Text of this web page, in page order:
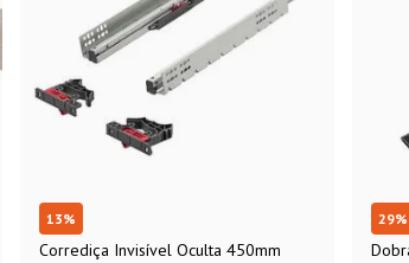
13%
Corrediça Invisível Oculta 450mm
29%